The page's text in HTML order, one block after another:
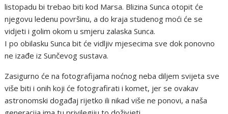
listopadu bi trebao biti kod Marsa. Blizina Sunca otopit će
njegovu ledenu površinu, a do kraja studenog moći će se
vidjeti i golim okom u smjeru zalaska Sunca.
I po obilasku Sunca bit će vidljiv mjesecima sve dok ponovno
ne izađe iz Sunčevog sustava.
Zasigurno će na fotografijama noćnog neba diljem svijeta sve
više biti i onih koji će fotografirati i komet, jer se ovakav
astronomski događaj rijetko ili nikad više ne ponovi, a naša